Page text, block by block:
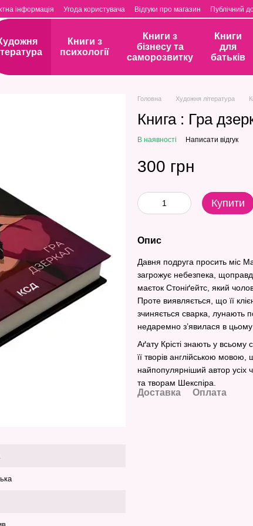
інформація Угода користувача Відгуки про магазин Публічний
Книги з
психології
Книги з
бізнесу та
саморозвитку
Книги
для
батьків
Головна Художня література
Книга : Гра
В наявності Написати відгук
300 грн
Купити
Опис
Давня подруга просить міс
загрожує небезпека,
маєток Стоніґейтс, який
Проте виявляється, що її
зчиняється сварка, лунають
недаремно з’явилася в
Аґату Крісті знають у всьому
її творів англійською
найпопулярніший автор усіх
та творам Шекспіра.
Доставка Оплата